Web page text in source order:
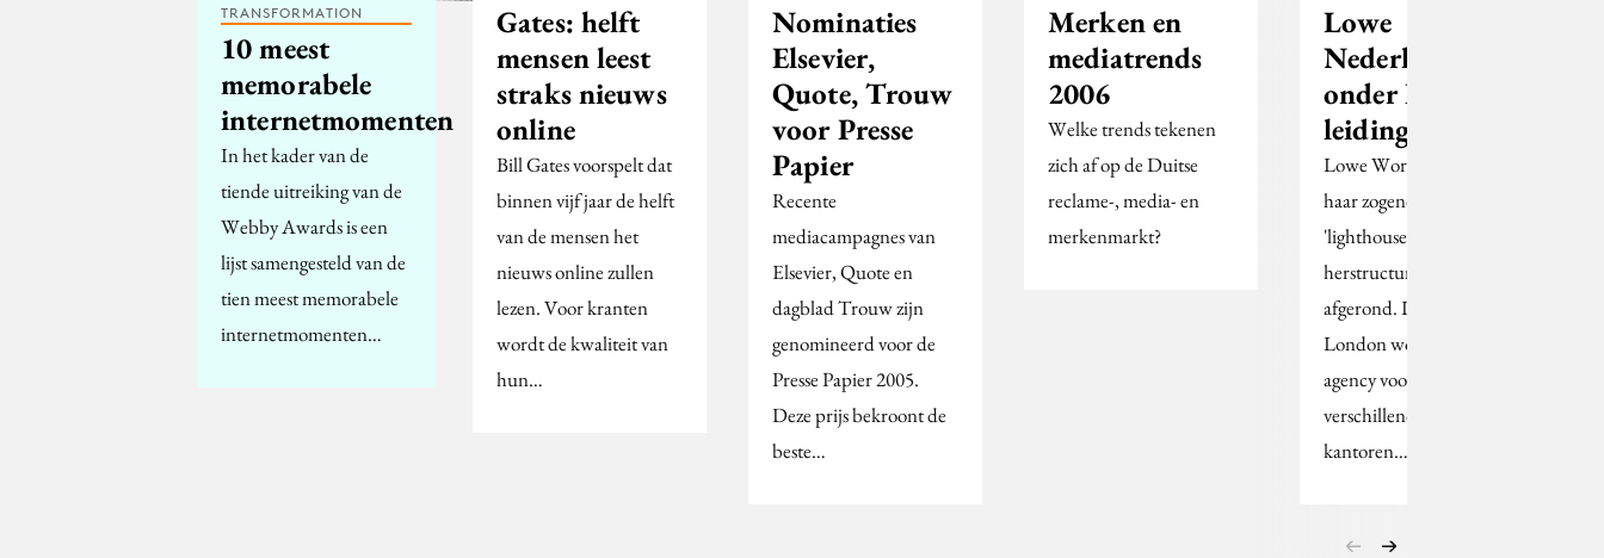
TRANSFORMATION
10 meest
memorabele
internetmomenten
In het kader van de
tiende uitreiking van de
Webby Awards is een
lijst samengesteld van de
tien meest memorabele
internetmomenten…
Gates: helft
mensen leest
straks nieuws
online
Bill Gates voorspelt dat
binnen vijf jaar de helft
van de mensen het
nieuws online zullen
lezen. Voor kranten
wordt de kwaliteit van
hun…
Nominaties
Elsevier,
Quote, Trouw
voor Presse
Papier
Recente
mediacampagnes van
Elsevier, Quote en
dagblad Trouw zijn
genomineerd voor de
Presse Papier 2005.
Deze prijs bekroont de
beste…
Merken en
mediatrends
2006
Welke trends tekenen
zich af op de Duitse
reclame-, media- en
merkenmarkt?
Lowe
Nederland
onder Britse
leiding
Lowe Worldwide heeft
haar zogenoemde
'lighthouse'
herstructurering
afgerond. Lowe
London wordt de lead
agency voor
verschillende
kantoren…